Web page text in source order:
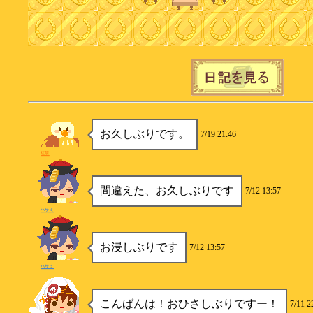
お久しぶりです。 7/19 21:46
紅茶
間違えた、お久しぶりです 7/12 13:57
ハサミ
お浸しぶりです 7/12 13:57
ハサミ
こんばんは！おひさしぶりですー！ 7/11